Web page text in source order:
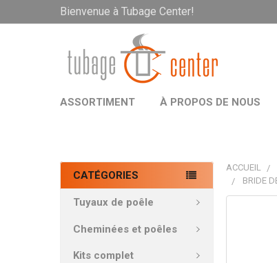
Bienvenue à Tubage Center!
ASSORTIMENT À PROPOS DE NOUS
CATÉGORIES
Tuyaux de poêle
Cheminées et poêles
Kits complet
ACCUEIL
BRIDE